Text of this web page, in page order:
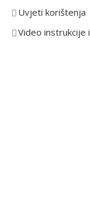
eUvjeti korištenja
Video instrukcije